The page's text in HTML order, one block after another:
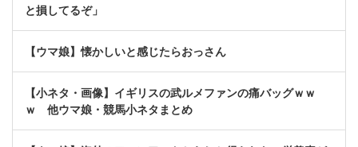
と損してるぞ」
【ウマ娘】懐かしいと感じたらおっさん
【小ネタ・画像】イギリスの武ルメファンの痛バッグｗｗ
ｗ 他ウマ娘・競馬小ネタまとめ